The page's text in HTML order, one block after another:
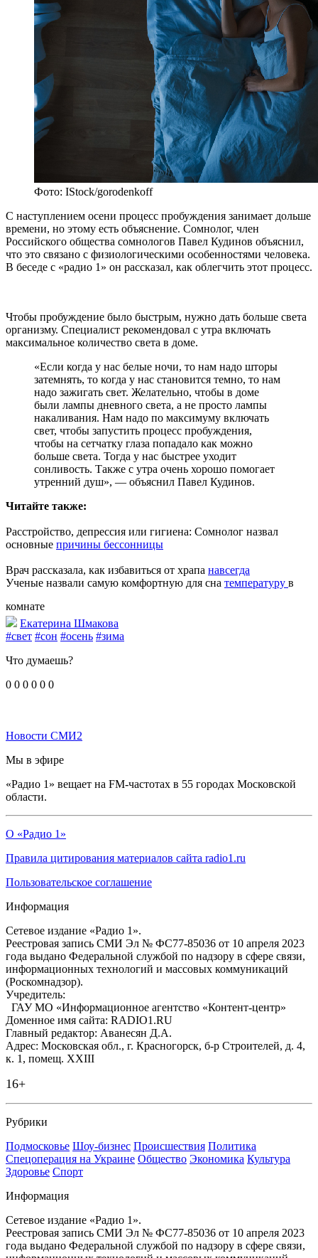
Фото: IStock/gorodenkoff
С наступлением осени процесс пробуждения занимает дольше
времени, но этому есть объяснение. Сомнолог, член
Российского общества сомнологов Павел Кудинов объяснил,
что это связано с физиологическими особенностями человека.
В беседе с «радио 1» он рассказал, как облегчить этот процесс.
Чтобы пробуждение было быстрым, нужно дать больше света
организму. Специалист рекомендовал с утра включать
максимальное количество света в доме.
«Если когда у нас белые ночи, то нам надо шторы
затемнять, то когда у нас становится темно, то нам
надо зажигать свет. Желательно, чтобы в доме
были лампы дневного света, а не просто лампы
накаливания. Нам надо по максимуму включать
свет, чтобы запустить процесс пробуждения,
чтобы на сетчатку глаза попадало как можно
больше света. Тогда у нас быстрее уходит
сонливость. Также с утра очень хорошо помогает
утренний душ», — объяснил Павел Кудинов.
Читайте также:
Расстройство, депрессия или гигиена: Сомнолог назвал
основные причины бессонницы
Врач рассказала, как избавиться от храпа навсегда
Ученые назвали самую комфортную для сна температуру в
комнате
Екатерина Шмакова
#свет #сон #осень #зима
Что думаешь?
0 0 0 0 0 0
Новости СМИ2
Мы в эфире
«Радио 1» вещает на FM-частотах в 55 городах Московской
области.
О «Радио 1»
Правила цитирования материалов сайта radio1.ru
Пользовательское соглашение
Информация
Сетевое издание «Радио 1».
Реестровая запись СМИ Эл № ФС77-85036 от 10 апреля 2023
года выдано Федеральной службой по надзору в сфере связи,
информационных технологий и массовых коммуникаций
(Роскомнадзор).
Учредитель:
ГАУ МО «Информационное агентство «Контент-центр»
Доменное имя сайта: RADIO1.RU
Главный редактор: Аванесян Д.А.
Адрес: Московская обл., г. Красногорск, б-р Строителей, д. 4,
к. 1, помещ. XXIII
16+
Рубрики
Подмосковье Шоу-бизнес Происшествия Политика
Спецоперация на Украине Общество Экономика Культура
Здоровье Спорт
Информация
Сетевое издание «Радио 1».
Реестровая запись СМИ Эл № ФС77-85036 от 10 апреля 2023
года выдано Федеральной службой по надзору в сфере связи,